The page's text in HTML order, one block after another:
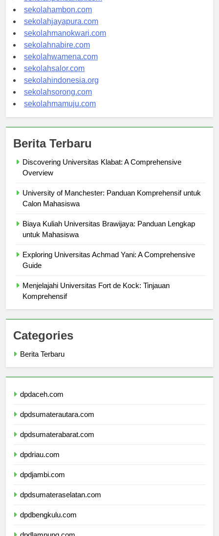
sekolahpontianak.com
sekolahambon.com
sekolahjayapura.com
sekolahmanokwari.com
sekolahnabire.com
sekolahwamena.com
sekolahsalor.com
sekolahindonesia.org
sekolahsorong.com
Discovering Universitas Klabat: A Comprehensive
University of Manchester: Panduan Komprehensif untuk
Biaya Kuliah Universitas Brawijaya: Panduan Lengkap
Exploring Universitas Achmad Yani: A Comprehensive
Menjelajahi Universitas Fort de Kock: Tinjauan
Categories